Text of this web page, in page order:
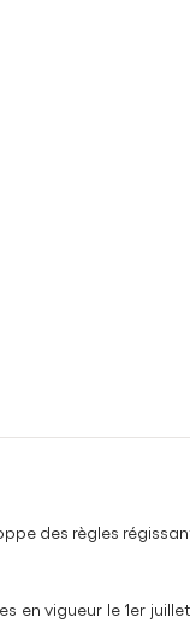
des règles
en vigueur le 1er